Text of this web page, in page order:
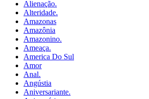
Alienação.
Alteridade.
Amazonas
Amazônia
Amazonino.
Ameaça.
America Do Sul
Amor
Anal.
Angústia
Aniversariante.